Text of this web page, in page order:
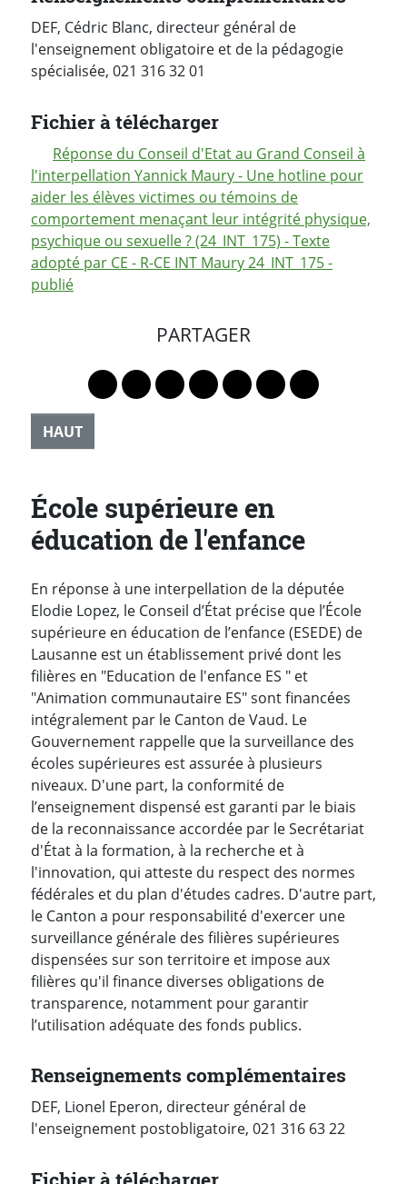
DEF, Cédric Blanc, directeur général de
l'enseignement obligatoire et de la pédagogie
spécialisée, 021 316 32 01
Fichier à télécharger
Réponse du Conseil d'Etat au Grand Conseil à
l'interpellation Yannick Maury - Une hotline pour
aider les élèves victimes ou témoins de
comportement menaçant leur intégrité physique,
psychique ou sexuelle ? (24_INT_175) - Texte
adopté par CE - R-CE INT Maury 24_INT_175 -
publié
PARTAGER
Lien vers le profil Mastodon
Lien vers le profil Bluesky
Lien vers le profil Instagram
Lien vers le profil Linkedin
Lien vers le profil
Lien vers le profil
Partager par
HAUT
École supérieure en
éducation de l'enfance
En réponse à une interpellation de la députée
Elodie Lopez, le Conseil d’État précise que l’École
supérieure en éducation de l’enfance (ESEDE) de
Lausanne est un établissement privé dont les
filières en "Education de l'enfance ES " et
"Animation communautaire ES" sont financées
intégralement par le Canton de Vaud. Le
Gouvernement rappelle que la surveillance des
écoles supérieures est assurée à plusieurs
niveaux. D'une part, la conformité de
l’enseignement dispensé est garanti par le biais
de la reconnaissance accordée par le Secrétariat
d'État à la formation, à la recherche et à
l'innovation, qui atteste du respect des normes
fédérales et du plan d'études cadres. D'autre part,
le Canton a pour responsabilité d'exercer une
surveillance générale des filières supérieures
dispensées sur son territoire et impose aux
filières qu'il finance diverses obligations de
transparence, notamment pour garantir
l’utilisation adéquate des fonds publics.
Renseignements complémentaires
DEF, Lionel Eperon, directeur général de
l'enseignement postobligatoire, 021 316 63 22